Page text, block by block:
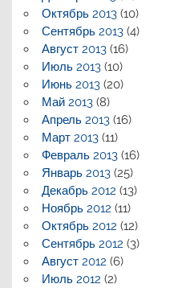
Октябрь 2013(10)
Сентябрь 2013(4)
Август 2013(16)
Июль 2013(10)
Июнь 2013(20)
Май 2013(8)
Апрель 2013(16)
Март 2013(11)
Февраль 2013(16)
Январь 2013(25)
Декабрь 2012 (13)
Ноябрь 2012 (11)
Октябрь 2012 (12)
Сентябрь 2012 (3)
Август 2012 (6)
Июль 2012 (2)